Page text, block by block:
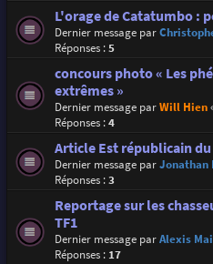
L'orage de Catatumbo :
Dernier message par
Réponses :5
concours photo « Les
extrêmes »
Dernier message parWill Hien
Réponses :4
Article Est républicain du
Dernier message parJonathan
Réponses :3
Reportage sur les
TF1
Dernier message parAlexis
Réponses : 17